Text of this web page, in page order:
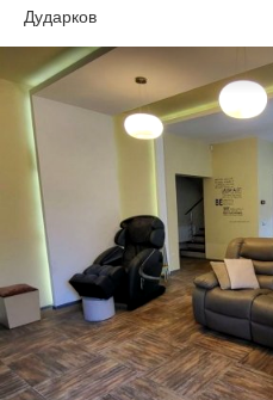
- 2 окремі кімнати - котельня -
вода - свердловина - каналізація
кВт 380в Стан Після
сучасний ЕКСТЕР'ЄР ГОТОВИЙ
41000у.о Від ЗАБУДОВНИКА Без
Дударков